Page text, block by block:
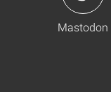
Mastodon